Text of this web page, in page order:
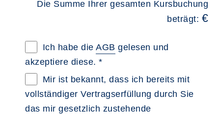
Die Summe Ihrer gesamten Kursbuchung
beträgt: €
Allgemeine Geschäftsbedingungen im
Ich habe die AGB gelesen und
akzeptiere diese. *
Widerrufsbelehrung im neuen Browsertab
Mir ist bekannt, dass ich bereits mit
vollständiger Vertragserfüllung durch Sie
das mir gesetzlich zustehende